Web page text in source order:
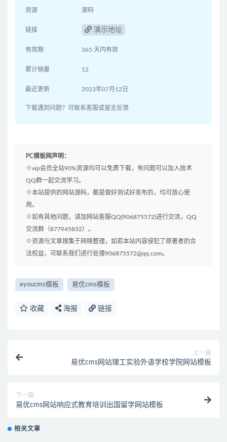
资源 源码
链接 演示地址
有效期 365 天内有效
累计销量 12
最近更新 2023年07月12日
下载遇到问题？可联系客服或留言反馈
PC模板网声明：
☉vip会员全站90%资源均可以免费下载，有问题可以加入技术
QQ群一起交流学习。
☉本站提供的网站源码，都是做好测试好发布的，均可放心使
用。
☉如有其他问题，请加网站客服QQ(906875572)进行交流，QQ
交流群（877945832）。
☉资源与文章搜集于网络整理，如若本站内容侵犯了原著者的合
法权益，可联系我们进行处理906875572@qq.com。
eyoucms模板 易优cms模板
收藏 海报 链接
上一篇
易优cms网站理工实验外语学校学院网站模板
下一篇
易优cms网站响应式教育培训出国留学网站模板
相关文章